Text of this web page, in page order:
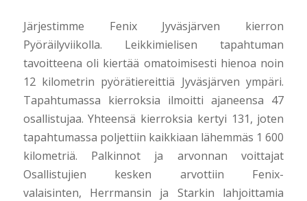
Järjestimme Fenix Jyväsjärven kierron
Pyöräilyviikolla. Leikkimielisen tapahtuman
tavoitteena oli kiertää omatoimisesti hienoa noin
12 kilometrin pyörätiereittiä Jyväsjärven ympäri.
Tapahtumassa kierroksia ilmoitti ajaneensa 47
osallistujaa. Yhteensä kierroksia kertyi 131, joten
tapahtumassa poljettiin kaikkiaan lähemmäs 1 600
kilometriä. Palkinnot ja arvonnan voittajat
Osallistujien kesken arvottiin Fenix-
valaisinten, Herrmansin ja Starkin lahjoittamia